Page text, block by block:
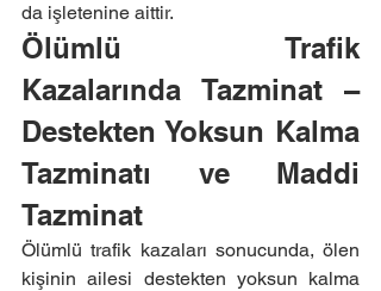
da işletenine aittir.
Ölümlü Trafik
Kazalarında Tazminat –
Destekten Yoksun Kalma
Tazminatı ve Maddi
Tazminat
Ölümlü trafik kazaları sonucunda, ölen
kişinin ailesi destekten yoksun kalma